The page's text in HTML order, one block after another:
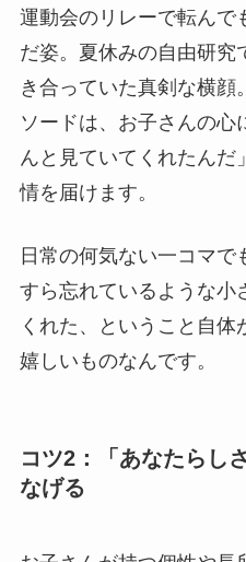
運動会のリレーで転んで
だ姿。夏休みの自由研究
き合っていた真剣な横
ソードは、お子さんの心
んと見ていてくれたんだ
情を届けます。
日常の何気ない一コマで
すら忘れているような小
くれた、ということ自
嬉しいものなんです。
コツ2：「あなたらし
なげる